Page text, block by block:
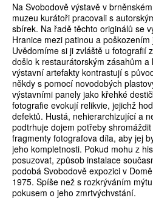
Na Svobodově výstavě v
muzeu kurátoři pracovali s
sbírek. Na řadě těchto originálů se
Hranice mezi patinou a
Uvědomíme si ji zvláště u fotografií
došlo k restaurátorským zásahům a
výstavní artefakty kontrastují s
někdy s pomocí novodobých
výstavními panely jako křehké
fotografie evokují relikvie, jejichž
defektů. Hustá, nehierarchizující a
podtrhuje dojem potřeby
fragmenty fotografova díla, aby jej
jeho kompletnosti. Pokud mohu z
posuzovat, způsob instalace
podobá Svobodově expozici v
1975. Spíše než s rozkrýváním
pokusem o jeho zmrtvýchvstání.